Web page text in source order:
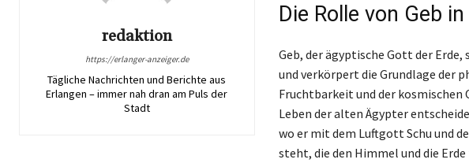
redaktion
https://erlanger-anzeiger.de
Tägliche Nachrichten und Berichte aus
Erlangen – immer nah dran am Puls der
Stadt
Die Rolle von Geb
Geb, der ägyptische Gott der
und verkörpert die Grundlage der
Fruchtbarkeit und der kosmischen
Leben der alten Ägypter
wo er mit dem Luftgott Schu und
steht, die den Himmel und die